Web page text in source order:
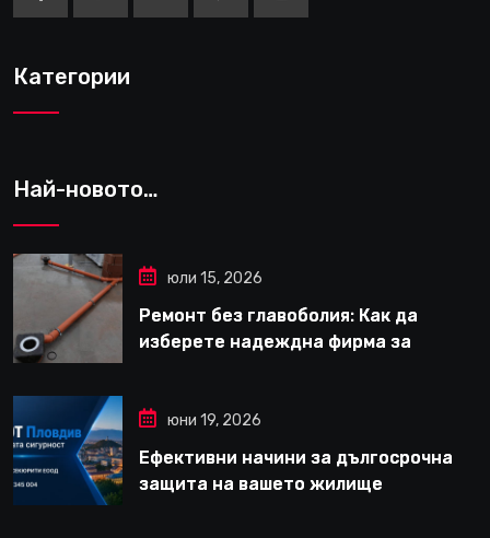
Категории
Най-новото…
юли 15, 2026
Ремонт без главоболия: Как да
изберете надеждна фирма за
юни 19, 2026
Ефективни начини за дългосрочна
защита на вашето жилище